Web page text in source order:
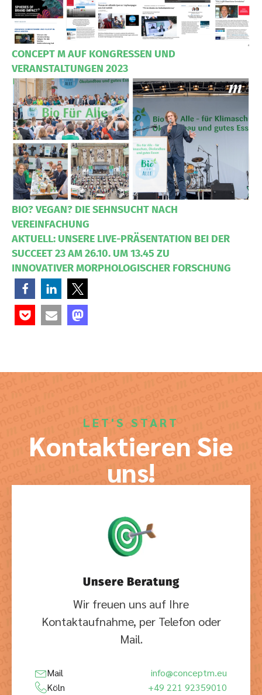
CONCEPT M AUF KONGRESSEN UND
VERANSTALTUNGEN 2023
BIO? VEGAN? DIE SEHNSUCHT NACH
VEREINFACHUNG
AKTUELL: UNSERE LIVE-PRÄSENTATION BEI DER
SUCCEET 23 AM 26.10. UM 13.45 ZU
INNOVATIVER MORPHOLOGISCHER FORSCHUNG
LET'S START
Kontaktieren Sie
uns!
Unsere Beratung
Wir freuen uns auf Ihre
Kontaktaufnahme, per Telefon oder
Mail.
Mail
info@conceptm.eu
Köln
+49 221 92359010